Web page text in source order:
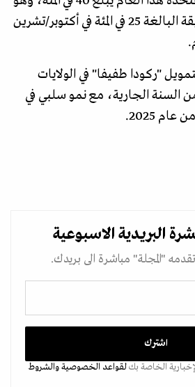
أعلى من تقديراته السابقة البالغة 25 في المئة في أكتوبر/تشرين
"ركودا طفيفا" في الولايات
السنة الجارية، مع نمو سلبي في
2025.
البريدية الاسبوعية
"المجلة" مباشرة الى بريدك.
الخاصة بكلقواعد الخصوصيةوالشروط